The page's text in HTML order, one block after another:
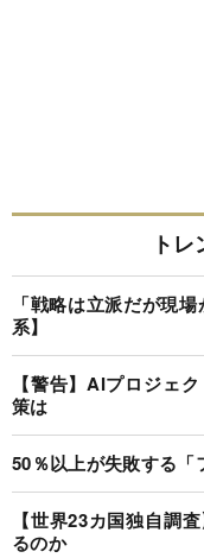
ト
「戦略は立派だが現
系】
【警告】AIプロジェ
策は
50％以上が失敗する「
【世界23カ国独自調
るのか